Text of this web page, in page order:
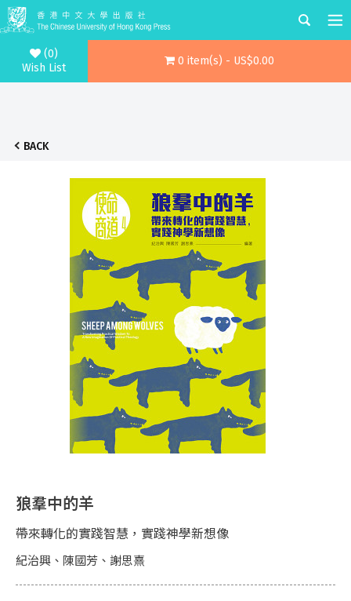
(0)
Wish List
0 item(s) - US$0.00
BACK
狼羣中的羊
帶來轉化的實踐智慧，實踐神學新想像​
紀治興、陳國芳、謝思熹